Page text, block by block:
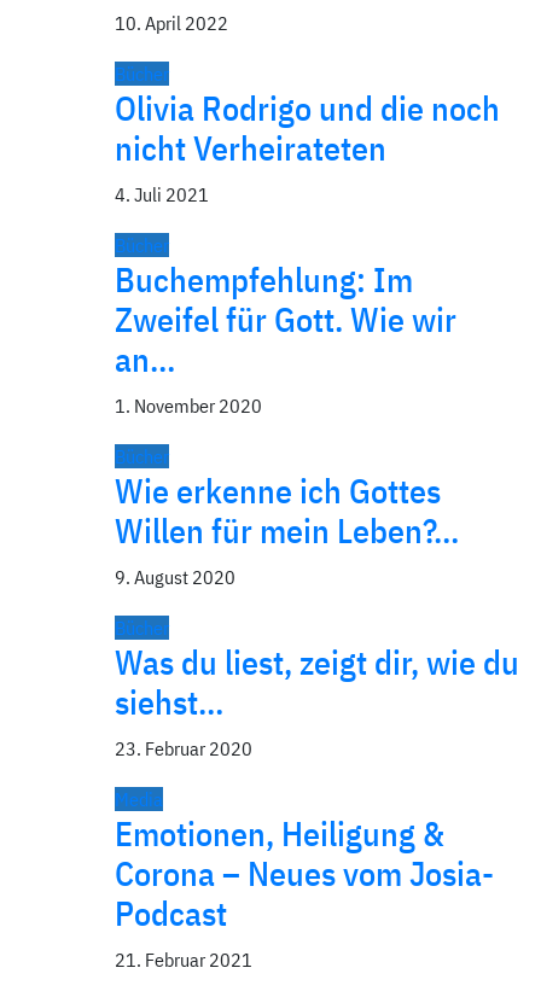
10. April 2022
Bücher
Olivia Rodrigo und die noch
nicht Verheirateten
4. Juli 2021
Bücher
Buchempfehlung: Im
Zweifel für Gott. Wie wir
an…
1. November 2020
Bücher
Wie erkenne ich Gottes
Willen für mein Leben?…
9. August 2020
Bücher
Was du liest, zeigt dir, wie du
siehst…
23. Februar 2020
Media
Emotionen, Heiligung &
Corona – Neues vom Josia-
Podcast
21. Februar 2021